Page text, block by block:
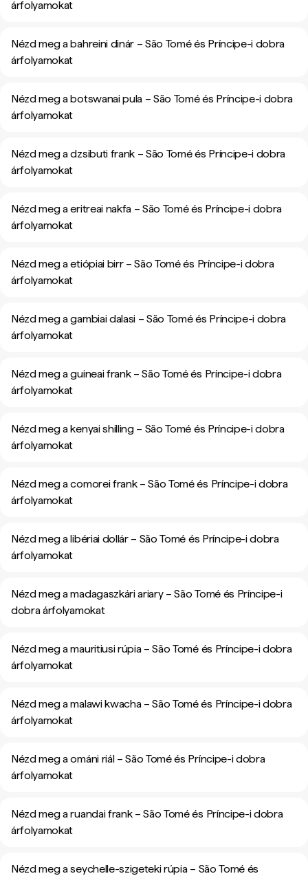
árfolyamokat
Nézd meg a bahreini dinár – São Tomé és Príncipe-i dobra
árfolyamokat
Nézd meg a botswanai pula – São Tomé és Príncipe-i dobra
árfolyamokat
Nézd meg a dzsibuti frank – São Tomé és Príncipe-i dobra
árfolyamokat
Nézd meg a eritreai nakfa – São Tomé és Príncipe-i dobra
árfolyamokat
Nézd meg a etiópiai birr – São Tomé és Príncipe-i dobra
árfolyamokat
Nézd meg a gambiai dalasi – São Tomé és Príncipe-i dobra
árfolyamokat
Nézd meg a guineai frank – São Tomé és Príncipe-i dobra
árfolyamokat
Nézd meg a kenyai shilling – São Tomé és Príncipe-i dobra
árfolyamokat
Nézd meg a comorei frank – São Tomé és Príncipe-i dobra
árfolyamokat
Nézd meg a libériai dollár – São Tomé és Príncipe-i dobra
árfolyamokat
Nézd meg a madagaszkári ariary – São Tomé és Príncipe-i
dobra árfolyamokat
Nézd meg a mauritiusi rúpia – São Tomé és Príncipe-i dobra
árfolyamokat
Nézd meg a malawi kwacha – São Tomé és Príncipe-i dobra
árfolyamokat
Nézd meg a ománi riál – São Tomé és Príncipe-i dobra
árfolyamokat
Nézd meg a ruandai frank – São Tomé és Príncipe-i dobra
árfolyamokat
Nézd meg a seychelle-szigeteki rúpia – São Tomé és